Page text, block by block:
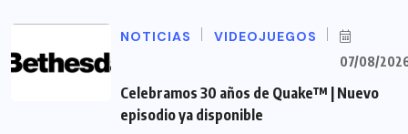
NOTICIAS VIDEOJUEGOS
07/08/
Celebramos 30 años de Quake™ | Nuevo
episodio ya disponible